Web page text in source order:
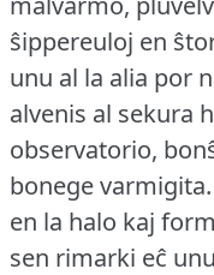
ŝippereuloj en
unu al la alia por
alvenis al sekura
observatorio,
bonege varmigita.
en la halo kaj
sen rimarki eĉ